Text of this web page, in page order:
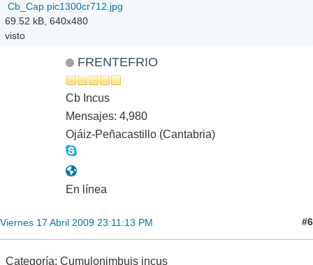
Cb_Cap.pic1300cr712.jpg
69.52 kB, 640x480
visto
FRENTEFRIO
Cb Incus
Mensajes: 4,980
Ojáiz-Peñacastillo (Cantabria)
En línea
Viernes 17 Abril 2009 23:11:13 PM #6
Categoría: Cumulonimbuis incus